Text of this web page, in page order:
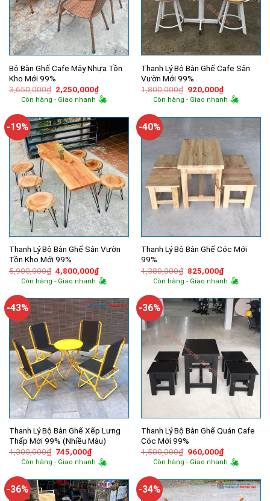
Bộ Bàn Ghế Cafe Mây Nhựa Tồn
Kho Mới 99%
3,650,000₫ Giá
gốc
là:
2,250,000₫Giá
hiện
tại
2,250,000₫.
Còn hàng - Giao nhanh
Thanh Lý Bộ Bàn Ghế Cafe Sân
Vườn Mới 99%
1,800,000₫ Giá
gốc
là:
920,000₫Giá
hiện
tại
920,000₫.
Còn hàng - Giao nhanh
-19%
Thanh Lý Bộ Bàn Ghế Sân Vườn
Tồn Kho Mới 99%
5,900,000₫ Giá
gốc
là:
4,800,000₫Giá
hiện
tại
4,800,000₫.
Còn hàng - Giao nhanh
-40%
Thanh Lý Bộ Bàn Ghế Cóc Mới
99%
1,380,000₫ Giá
gốc
là:
825,000₫Giá
hiện
tại
825,000₫.
Còn hàng - Giao nhanh
-43%
Thanh Lý Bộ Bàn Ghế Xếp Lưng
Thấp Mới 99% (Nhiều Màu)
1,300,000₫ Giá
gốc
là:
745,000₫Giá
hiện
tại
745,000₫.
Còn hàng - Giao nhanh
-36%
Thanh Lý Bộ Bàn Ghế Quán Cafe
Cóc Mới 99%
1,500,000₫ Giá
gốc
là:
960,000₫Giá
hiện
tại
960,000₫.
Còn hàng - Giao nhanh
-36% -34%